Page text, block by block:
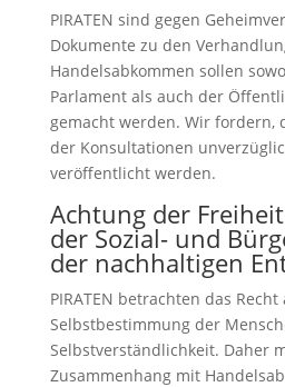
PIRATEN sind gegen
Dokumente zu den
Handelsabkommen sollen
Parlament als auch der
gemacht werden. Wir fordern,
der Konsultationen
veröffentlicht werden.
Achtung der
der Sozial- und
der nachhaltigen
PIRATEN betrachten das
Selbstbestimmung der
Selbstverständlichkeit. Daher
Zusammenhang mit